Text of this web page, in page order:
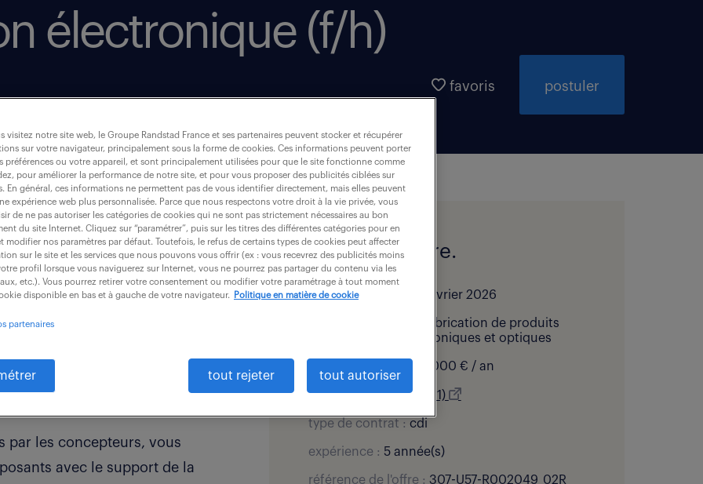
électronique (f/h)
postuler
favoris
vous serez sous la
vous êtes la charnière
l'électronique à partir des
contraintes normatives
par les concepteurs, vous
avec le support de la
détail de l'offre.
offre publiée le : 23 février 2026
Fabrication de produits
informatiques, électroniques et optiques
35 000 - 40 000 € / an
localisation :Muret (31)
type de contrat : cdi
expérience : 5 année(s)
référence de l'offre : 307-U57-R002049_02R
visitez notre site web, le Groupe Randstad France et ses partenaires peuvent stocker et récupérer
sur votre navigateur, principalement sous la forme de cookies. Ces informations peuvent porter
préférences ou votre appareil, et sont principalement utilisées pour que le site fonctionne comme
pour améliorer la performance de notre site, et pour vous proposer des publicités ciblées sur
En général, ces informations ne permettent pas de vous identifier directement, mais elles peuvent
expérience web plus personnalisée. Parce que nous respectons votre droit à la vie privée, vous
de ne pas autoriser les catégories de cookies qui ne sont pas strictement nécessaires au bon
du site Internet. Cliquez sur “paramétrer”, puis sur les titres des différentes catégories pour en
modifier nos paramètres par défaut. Toutefois, le refus de certains types de cookies peut affecter
sur le site et les services que nous pouvons vous offrir (ex : vous recevrez des publicités moins
profil lorsque vous naviguerez sur Internet, vous ne pourrez pas partager du contenu via les
etc.). Vous pourrez retirer votre consentement ou modifier votre paramétrage à tout moment
disponible en bas et à gauche de votre navigateur.
Politique en matière de cookie
partenaires
tout rejeter tout autoriser